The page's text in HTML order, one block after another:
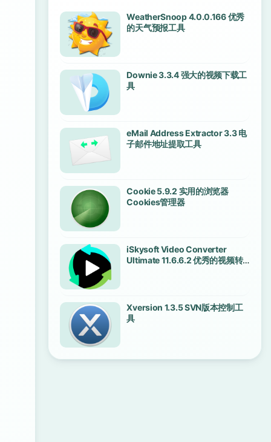
WeatherSnoop 4.0.0.166 优秀
的天气预报工具
Downie 3.3.4 强大的视频下载工
具
eMail Address Extractor 3.3 电
子邮件地址提取工具
Cookie 5.9.2 实用的浏览器
Cookies管理器
iSkysoft Video Converter
Ultimate 11.6.6.2 优秀的视频转
Xversion 1.3.5 SVN版本控制工
具